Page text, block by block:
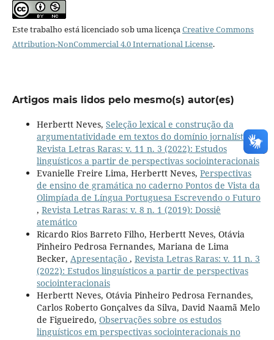
Este trabalho está licenciado sob uma licençaCreative Commons
Attribution-NonCommercial 4.0 International License.
Artigos mais lidos pelo mesmo(s) autor(es)
Herbertt Neves, Seleção lexical e construção da
argumentatividade em textos do domínio jornalístico,
Revista Letras Raras: v. 11 n. 3 (2022): Estudos
linguísticos a partir de perspectivas sociointeracionais
Evanielle Freire Lima, Herbertt Neves, Perspectivas
de ensino de gramática no caderno Pontos de Vista da
Olimpíada de Língua Portuguesa Escrevendo o Futuro
, Revista Letras Raras: v. 8 n. 1 (2019): Dossiê
atemático
Ricardo Rios Barreto Filho, Herbertt Neves, Otávia
Pinheiro Pedrosa Fernandes, Mariana de Lima
Becker, Apresentação , Revista Letras Raras: v. 11 n. 3
(2022): Estudos linguísticos a partir de perspectivas
sociointeracionais
Herbertt Neves, Otávia Pinheiro Pedrosa Fernandes,
Carlos Roberto Gonçalves da Silva, David Naamã Melo
de Figueiredo, Observações sobre os estudos
linguísticos em perspectivas sociointeracionais no